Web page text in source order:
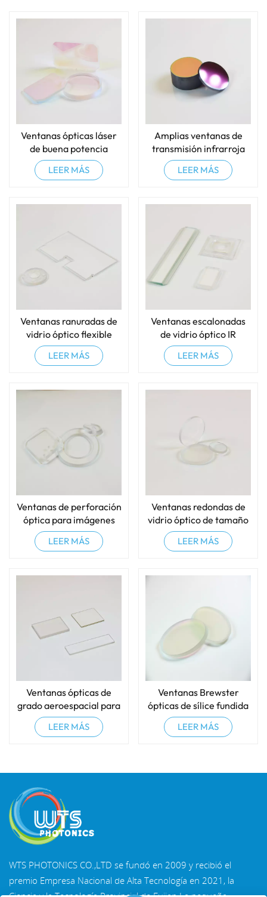
Ventanas ópticas láser
de buena potencia
LEER MÁS
Amplias ventanas de
transmisión infrarroja
LEER MÁS
Ventanas ranuradas de
vidrio óptico flexible
ultrafino
LEER MÁS
Ventanas escalonadas
de vidrio óptico IR
ZnSe/Ge/zafiro
LEER MÁS
Ventanas de perforación
óptica para imágenes
médicas
LEER MÁS
Ventanas redondas de
vidrio óptico de tamaño
personalizado
LEER MÁS
Ventanas ópticas de
grado aeroespacial para
entornos hostiles
LEER MÁS
Ventanas Brewster
ópticas de sílice fundida
LEER MÁS
WTS PHOTONICS CO.,LTD se fundó en 2009 y recibió el
premio Empresa Nacional de Alta Tecnología en 2021, la